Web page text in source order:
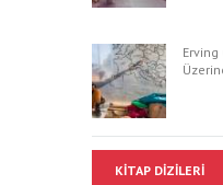
Erving
KITAP DIZILERI